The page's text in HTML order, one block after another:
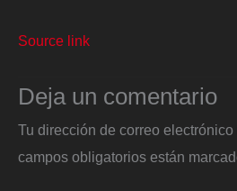
Source link
Deja un comentario
Tu dirección de correo
campos obligatorios están